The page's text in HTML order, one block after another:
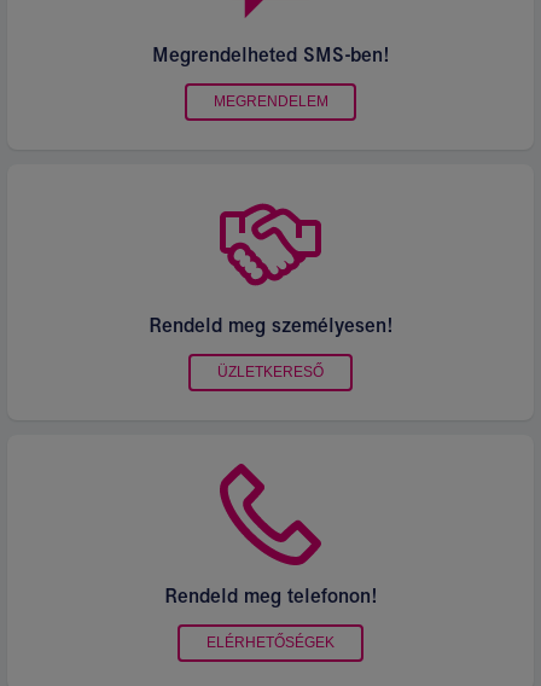
Megrendelheted SMS-ben!
MEGRENDELEM
Rendeld meg személyesen!
ÜZLETKERESŐ
Rendeld meg telefonon!
ELÉRHETŐSÉGEK